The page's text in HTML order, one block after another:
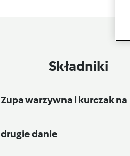
Składniki
Zupa warzywna i kurczak na
drugie danie